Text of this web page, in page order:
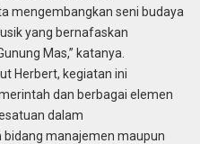
mengembangkan seni budaya
yang bernafaskan
Mas,” katanya.
Herbert, kegiatan ini
dan berbagai elemen
dalam
manajemen maupun